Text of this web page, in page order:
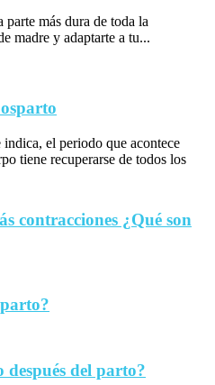
más dura de toda la
madre y adaptarte a tu...
el periodo que acontece
tiene recuperarse de todos los
contracciones ¿Qué son
después del parto?